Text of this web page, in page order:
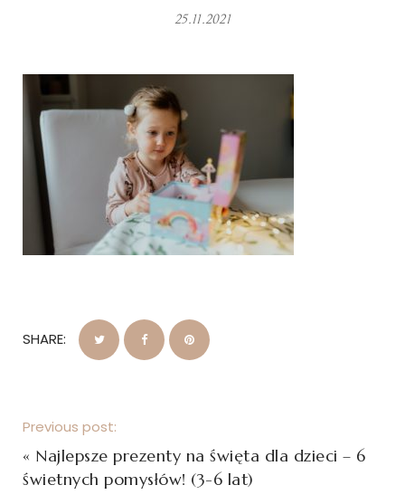
25.11.2021
SHARE:
Previous post:
« Najlepsze prezenty na święta dla dzieci – 6
świetnych pomysłów! (3-6 lat)